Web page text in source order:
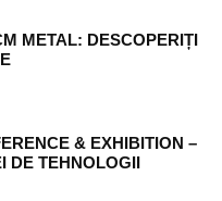
METAL: DESCOPERIȚI
& EXHIBITION –
DE TEHNOLOGII